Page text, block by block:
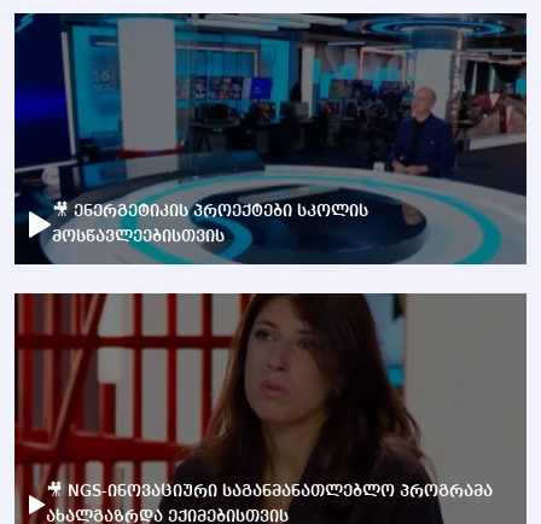
🎥 ენერგეტიკის პროექტები სკოლის
მოსწავლეებისთვის
🎥 NGS-ინოვაციური საგანმანათლებლო პროგრამა
ახალგაზრდა ექიმებისთვის